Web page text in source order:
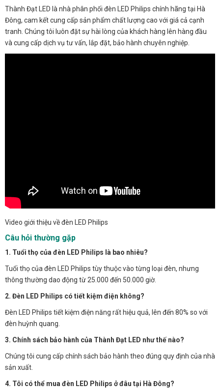
Thành Đạt LED là nhà phân phối đèn LED Philips chính hãng tại Hà
Đông, cam kết cung cấp sản phẩm chất lượng cao với giá cả cạnh
tranh. Chúng tôi luôn đặt sự hài lòng của khách hàng lên hàng đầu
và cung cấp dịch vụ tư vấn, lắp đặt, bảo hành chuyên nghiệp.
Video giới thiệu về đèn LED Philips
Câu hỏi thường gặp
1. Tuổi thọ của đèn LED Philips là bao nhiêu?
Tuổi thọ của đèn LED Philips tùy thuộc vào từng loại đèn, nhưng
thông thường dao động từ 25.000 đến 50.000 giờ.
2. Đèn LED Philips có tiết kiệm điện không?
Đèn LED Philips tiết kiệm điện năng rất hiệu quả, lên đến 80% so với
đèn huỳnh quang.
3. Chính sách bảo hành của Thành Đạt LED như thế nào?
Chúng tôi cung cấp chính sách bảo hành theo đúng quy định của nhà
sản xuất.
4. Tôi có thể mua đèn LED Philips ở đâu tại Hà Đông?